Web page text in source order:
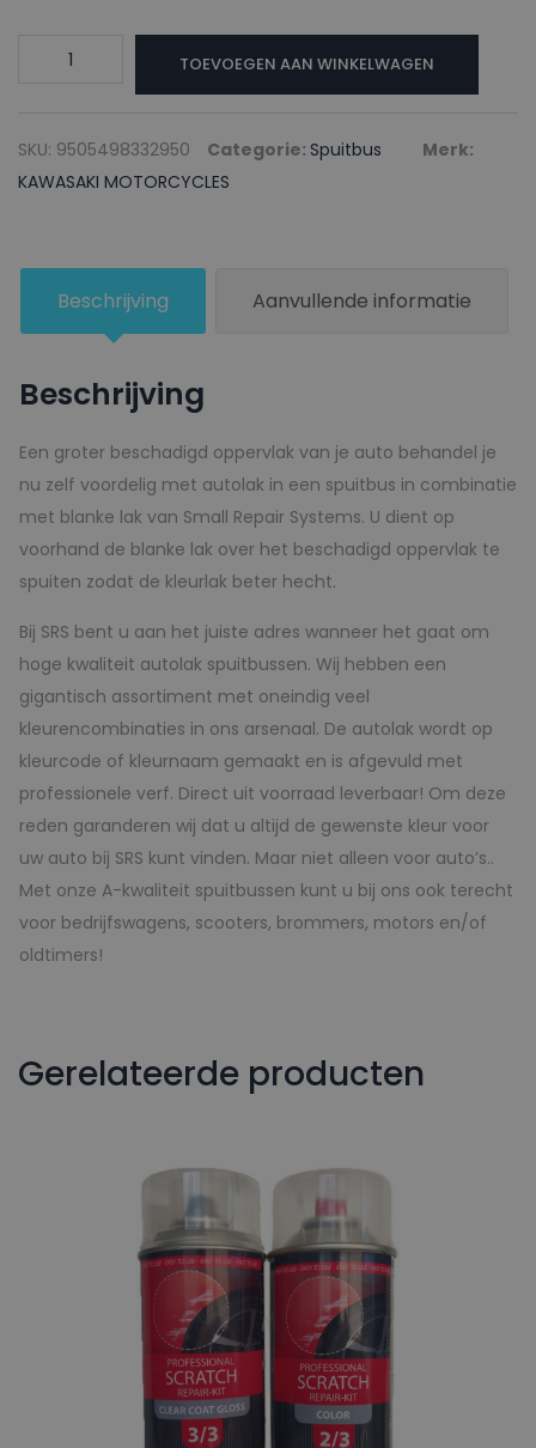
KAWASAKI
+
Blanke
8N
CANDY
LIME
-
aantal
TOEVOEGEN AAN WINKELWAGEN
SKU: 9505498332950 Categorie: Spuitbus
Merk:
KAWASAKI MOTORCYCLES
Beschrijving Aanvullende informatie
Beschrijving
Een groter beschadigd oppervlak van je auto behandel je
nu zelf voordelig met autolak in een spuitbus in combinatie
met blanke lak van Small Repair Systems. U dient op
voorhand de blanke lak over het beschadigd oppervlak te
spuiten zodat de kleurlak beter hecht.
Bij SRS bent u aan het juiste adres wanneer het gaat om
hoge kwaliteit autolak spuitbussen. Wij hebben een
gigantisch assortiment met oneindig veel
kleurencombinaties in ons arsenaal. De autolak wordt op
kleurcode of kleurnaam gemaakt en is afgevuld met
professionele verf. Direct uit voorraad leverbaar! Om deze
reden garanderen wij dat u altijd de gewenste kleur voor
uw auto bij SRS kunt vinden. Maar niet alleen voor auto’s..
Met onze A-kwaliteit spuitbussen kunt u bij ons ook terecht
voor bedrijfswagens, scooters, brommers, motors en/of
oldtimers!
Gerelateerde producten